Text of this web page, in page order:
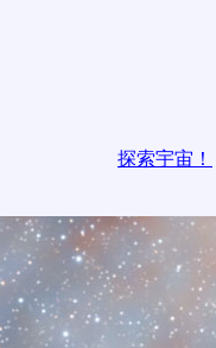
探索宇宙！